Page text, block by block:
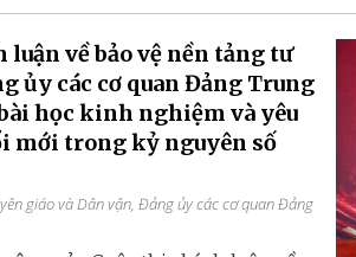
luận về bảo vệ nền tảng tư
ủy các cơ quan Đảng Trung
học kinh nghiệm và yêu
mới trong kỷ nguyên số
giáo và Dân vận, Đảng ủy các cơ quan Đảng